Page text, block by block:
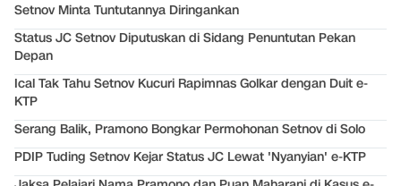
Setnov Minta Tuntutannya Diringankan
Status JC Setnov Diputuskan di Sidang Penuntutan Pekan
Depan
Ical Tak Tahu Setnov Kucuri Rapimnas Golkar dengan Duit e-
KTP
Serang Balik, Pramono Bongkar Permohonan Setnov di Solo
PDIP Tuding Setnov Kejar Status JC Lewat 'Nyanyian' e-KTP